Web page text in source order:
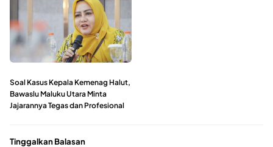
Soal Kasus Kepala Kemenag Halut,
Bawaslu Maluku Utara Minta
Jajarannya Tegas dan Profesional
Tinggalkan Balasan